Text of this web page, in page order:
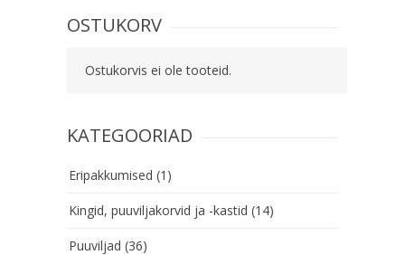
OSTUKORV
Ostukorvis ei ole tooteid.
KATEGOORIAD
Eripakkumised (1)
Kingid, puuviljakorvid ja -kastid (14)
Puuviljad (36)